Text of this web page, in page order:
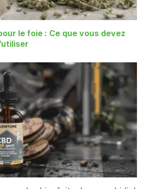
le foie : Ce que vous devez